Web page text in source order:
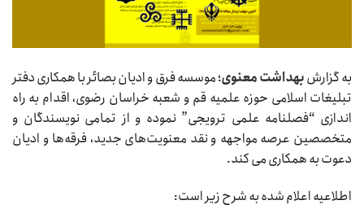
به گزارشبهداشت معنوی؛ موسسه فرق و ادیان بصائر با همکاری دفتر
تبلیغات اسلامی حوزه علمیه قم و شعبه خراسان رضوی، اقدام به راه
اندازی “فصلنامه علمی ترویجی” نموده و از تمامی نویسندگان و
متخصصین عرصه مواجهه و نقد معنویت‌های جدید، فرقه‌ها و ادیان
دعوت به همکاری می کند.
اطلاعیه اعلام شده به شرح زیر است: